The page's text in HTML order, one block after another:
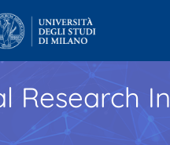
Research